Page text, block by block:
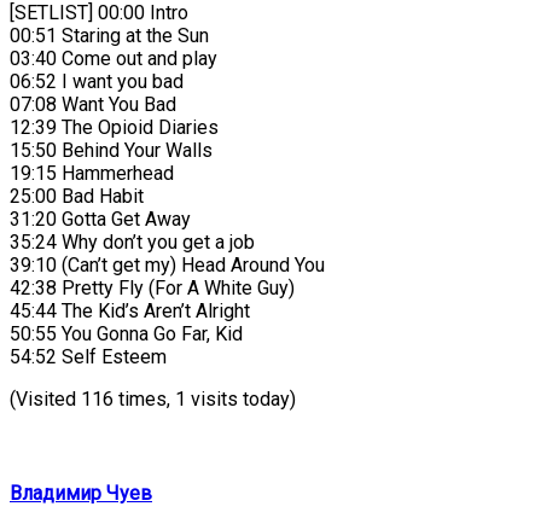
[SETLIST] 00:00 Intro
00:51 Staring at the Sun
03:40 Come out and play
06:52 I want you bad
07:08 Want You Bad
12:39 The Opioid Diaries
15:50 Behind Your Walls
19:15 Hammerhead
25:00 Bad Habit
31:20 Gotta Get Away
35:24 Why don’t you get a job
39:10 (Can’t get my) Head Around You
42:38 Pretty Fly (For A White Guy)
45:44 The Kid’s Aren’t Alright
50:55 You Gonna Go Far, Kid
54:52 Self Esteem
(Visited 116 times, 1 visits today)
Владимир Чуев